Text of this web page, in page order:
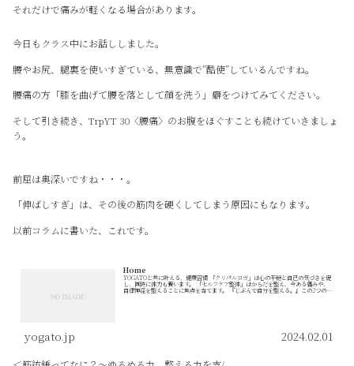
それだけで痛みが軽くなる場合があります。
今日もクラス中にお話ししました。
腰やお尻、腿裏を使いすぎている、無意識で”酷使”しているんですね。
腰痛の方「膝を曲げて腰を落として顔を洗う」癖をつけてみてください。
そして引き続き、TrpYT 30〈腰痛〉のお腹をほぐすことも続けていきましょ
う。
前屈は奥深いですね・・・。
「伸ばしすぎ」は、その後の筋肉を硬くしてしまう原因にもなります。
以前コラムに書いた、これです。
Home
YOGATOと共に叶える、健康習慣 「クリパルヨガ」は心の平穏と自己の気づきを促
し、同時に体力も養います。 「セルフケア整体」はからだを整え、今ある痛みや、
自律神経を整えることに焦点を当てます。 『じぶんで自分を整える。』この2つのア
プロー...
yogato.jp 2024.02.01